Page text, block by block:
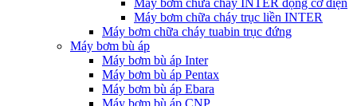
Máy bơm chữa cháy INTER động cơ điện
Máy bơm chữa cháy trục liền INTER
Máy bơm chữa cháy tuabin trục đứng
Máy bơm bù áp
Máy bơm bù áp Inter
Máy bơm bù áp Pentax
Máy bơm bù áp Ebara